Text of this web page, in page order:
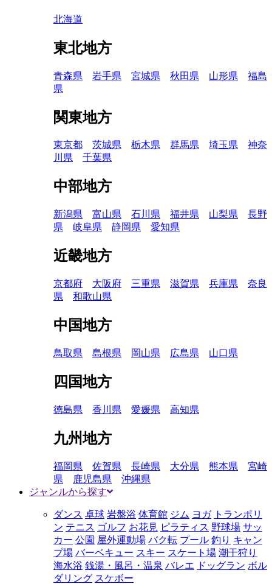
北海道
東北地方
青森県 岩手県 宮城県 秋田県 山形県
福島
県
関東地方
東京都 茨城県 栃木県 群馬県 埼玉県
神奈
川県
千葉県
中部地方
新潟県 富山県 石川県 福井県 山梨県
長野
県
岐阜県 静岡県 愛知県
近畿地方
京都府 大阪府 三重県 滋賀県 兵庫県
奈良
県
和歌山県
中国地方
鳥取県 島根県 岡山県 広島県 山口県
四国地方
徳島県 香川県 愛媛県 高知県
九州地方
福岡県 佐賀県 長崎県 大分県 熊本県
宮崎
県
鹿児島県
沖縄県
ジャンルから探す
ダンス 卓球 岩盤浴 体育館 ジム ヨガ トランポリ
ン テニス ゴルフ お花見 ピラティス 野球場 サッ
カー 公園 屋外運動場 バク転 プール 釣り キャン
プ場 バーベキュー スキー スケート場 潮干狩り
海水浴 銭湯・風呂・温泉 バレエ ドッグラン ボル
ダリング スケボー